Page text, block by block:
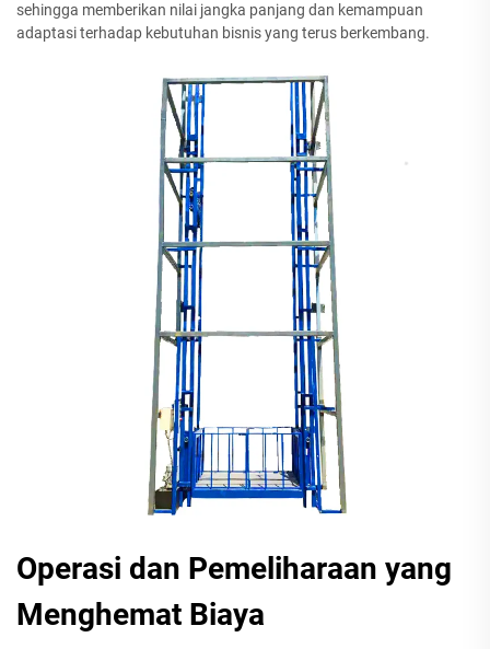
sehingga memberikan nilai jangka panjang dan kemampuan
adaptasi terhadap kebutuhan bisnis yang terus berkembang.
Operasi dan Pemeliharaan yang
Menghemat Biaya